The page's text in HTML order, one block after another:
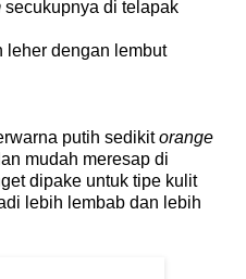
secukupnya di telapak
leher dengan lembut
putih sedikitorange
mudah meresap di
dipake untuk tipe kulit
lebih lembab dan lebih